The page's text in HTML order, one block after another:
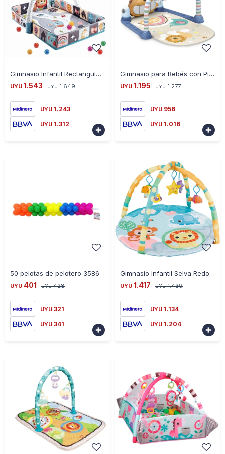
Gimnasio Infantil Rectangular con Laterales
UYU 1.543 UYU 1.649
UYU 1.243
UYU 1.312

Gimnasio para Bebés con Piano de León 250205 - AZUL
UYU 1.195 UYU 1.277
UYU 956
UYU 1.016

50 pelotas de pelotero 3586
UYU 401 UYU 428
UYU 321
UYU 341

Gimnasio Infantil Selva Redondo
UYU 1.417 UYU 1.439
UYU 1.134
UYU 1.204
